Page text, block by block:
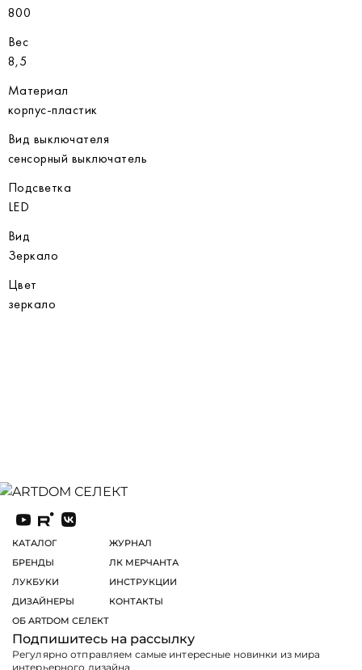
800
Вес
8,5
Материал
корпус-пластик
Вид выключателя
сенсорный выключатель
Подсветка
LED
Вид
Зеркало
Цвет
зеркало
КАТАЛОГ
БРЕНДЫ
ЛУКБУКИ
ДИЗАЙНЕРЫ
ОБ ARTDOM СЕЛЕКТ
ЖУРНАЛ
ЛК МЕРЧАНТА
ИНСТРУКЦИИ
КОНТАКТЫ
Подпишитесь на рассылку
Регулярно отправляем самые интересные новинки из мира
интерьерного дизайна